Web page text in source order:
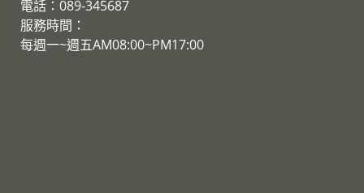
電話：089-345687
服務時間：
​每週一~週五AM08:00~PM17:00